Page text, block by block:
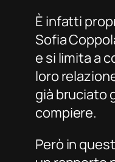
È infatti
Sofia
e si limita a
loro
già bruciato
compiere.
Però in